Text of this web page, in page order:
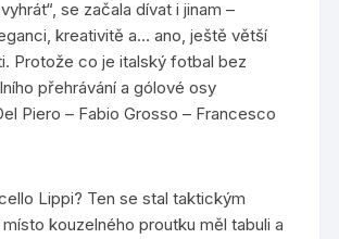
se začala dívat i jinam –
kreativitě a… ano, ještě větší
Protože co je italský fotbal bez
přehrávání a gólové osy
Piero – Fabio Grosso – Francesco
Lippi? Ten se stal taktickým
kouzelného proutku měl tabuli a